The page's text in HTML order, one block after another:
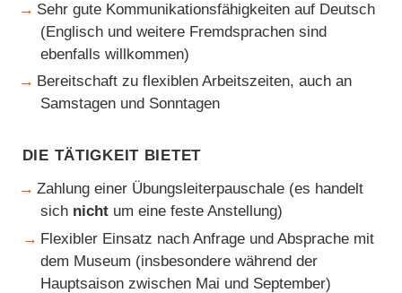
Sehr gute Kommunikationsfähigkeiten auf Deutsch
(Englisch und weitere Fremdsprachen sind
ebenfalls willkommen)
Bereitschaft zu flexiblen Arbeitszeiten, auch an
Samstagen und Sonntagen
Die Tätigkeit bietet
Zahlung einer Übungsleiterpauschale (es handelt
sich nicht um eine feste Anstellung)
Flexibler Einsatz nach Anfrage und Absprache mit
dem Museum (insbesondere während der
Hauptsaison zwischen Mai und September)